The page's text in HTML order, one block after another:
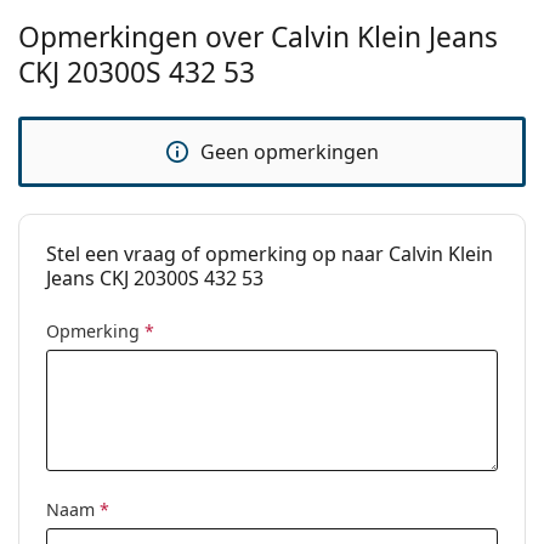
Merk:
Calvin Klein
Functie:
Fashion
Code:
CKJ20300S 432 53
Opmerkingen over Calvin Klein Jeans
CKJ 20300S 432 53
Geen opmerkingen
Stel een vraag of opmerking op naar Calvin Klein
Jeans CKJ 20300S 432 53
Opmerking *
Naam *